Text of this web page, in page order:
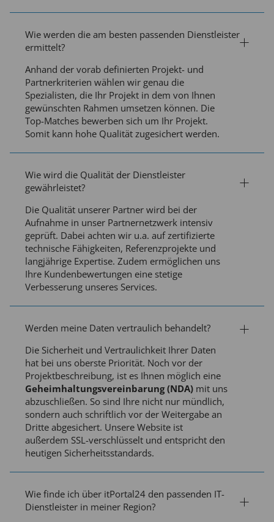
Wie werden die am besten passenden Dienstleister
ermittelt?
Anhand der vorab definierten Projekt- und
Partnerkriterien wählen wir genau die
Spezialisten, die Ihr Projekt in dem von Ihnen
gewünschten Rahmen umsetzen können. Die
Top-Matches bewerben sich um Ihr Projekt.
Somit kann hohe Qualität zugesichert werden.
Wie wird die Qualität der Dienstleister
gewährleistet?
Die Qualität unserer Partner wird bei der
Aufnahme in unser Partnernetzwerk intensiv
geprüft. Dabei achten wir u.a. auf zertifizierte
technische Fähigkeiten, Referenzprojekte und
langjährige Expertise. Zudem ermöglichen uns
Ihre Kundenbewertungen eine stetige
Verbesserung unseres Services.
Werden meine Daten vertraulich behandelt?
Die Sicherheit und Vertraulichkeit Ihrer Daten
hat bei uns oberste Priorität. Noch vor der
Projektbeschreibung, ist es Ihnen möglich eine
Geheimhaltungsvereinbarung (NDA) mit uns
abzuschließen. So sind Ihre nicht nur mündlich,
sondern auch schriftlich vor der Weitergabe an
Dritte abgesichert. Unsere Website ist
außerdem SSL-verschlüsselt und entspricht den
heutigen Sicherheitsstandards.
Wie finde ich über itPortal24 den passenden IT-
Dienstleister in meiner Region?